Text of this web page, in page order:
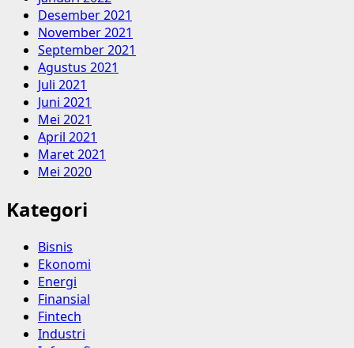
Desember 2021
November 2021
September 2021
Agustus 2021
Juli 2021
Juni 2021
Mei 2021
April 2021
Maret 2021
Mei 2020
Kategori
Bisnis
Ekonomi
Energi
Finansial
Fintech
Industri